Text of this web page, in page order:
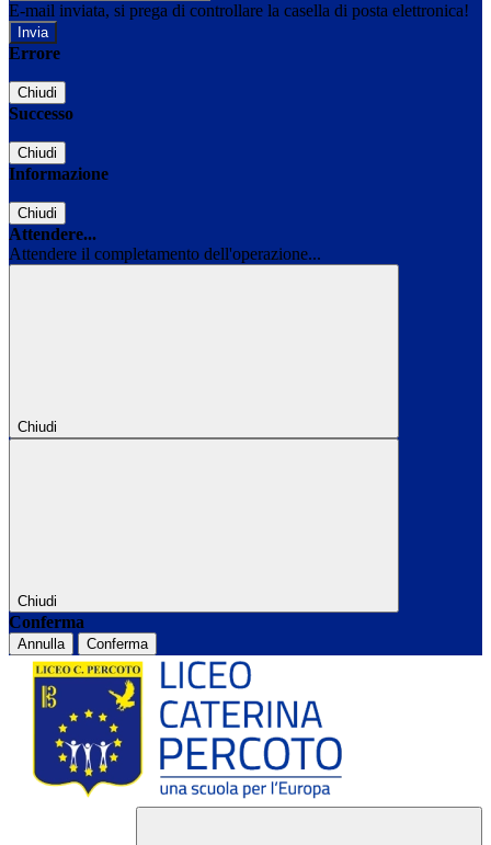
E-mail inviata, si prega di controllare la casella di posta elettronica!
Errore
Chiudi
Successo
Chiudi
Informazione
Chiudi
Attendere...
Attendere il completamento dell'operazione...
Chiudi
Chiudi
Conferma
Annulla Conferma